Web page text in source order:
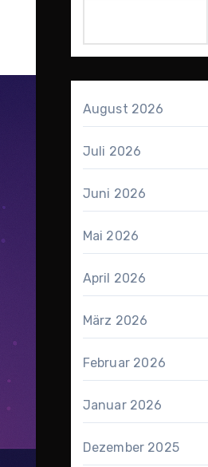
August 2026
Juli 2026
Juni 2026
Mai 2026
April 2026
März 2026
Februar 2026
Januar 2026
Dezember 2025